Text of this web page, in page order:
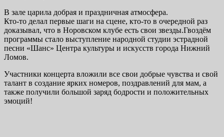
В зале царила добрая и праздничная атмосфера.
Кто-то делал первые шаги на сцене, кто-то в очередной раз
доказывал, что в Норовском клубе есть свои звезды.Гвоздём
программы стало выступление народной студии эстрадной
песни «Шанс» Центра культуры и искусств города Нижний
Ломов.
Участники концерта вложили все свои добрые чувства и свой
талант в создание ярких номеров, поздравлений для мам, а
также получили большой заряд бодрости и положительных
эмоций!